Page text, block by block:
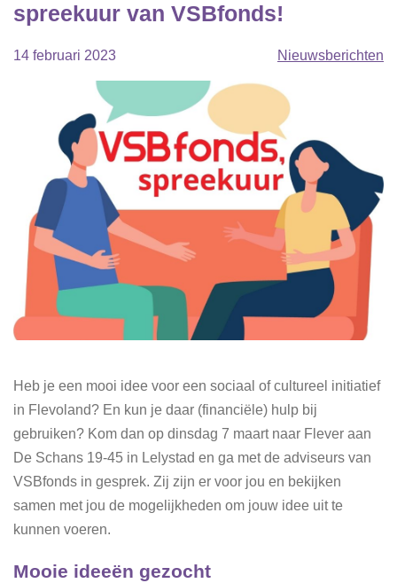
spreekuur van VSBfonds!
14 februari 2023 Nieuwsberichten
Heb je een mooi idee voor een sociaal of cultureel initiatief
in Flevoland? En kun je daar (financiële) hulp bij
gebruiken? Kom dan op dinsdag 7 maart naar Flever aan
De Schans 19-45 in Lelystad en ga met de adviseurs van
VSBfonds in gesprek. Zij zijn er voor jou en bekijken
samen met jou de mogelijkheden om jouw idee uit te
kunnen voeren.
Mooie ideeën gezocht